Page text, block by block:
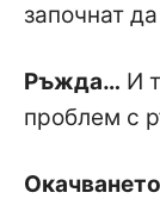
започнат
Ръжда… И
проблем с